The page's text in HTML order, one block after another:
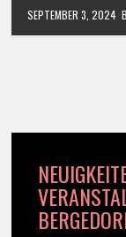
SEPTEMBER 3, 2024